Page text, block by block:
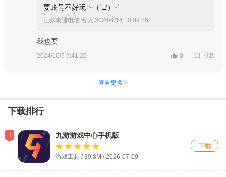
要账号不好玩╰（‵□′）╯
江苏南通电信 客人 2024/4/14 10:09:26
我也要
2024/10/5 9:41:20 0 回复
查看更多 >
下载排行
1 九游游戏中心手机版
游戏工具 / 39.8M / 2026-07-09
下载